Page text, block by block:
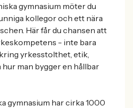
gymnasium möter du
kollegor och ett nära
Här får du chansen att
- inte bara
yrkesstolthet, etik,
man bygger en hållbar
gymnasium har cirka 1000